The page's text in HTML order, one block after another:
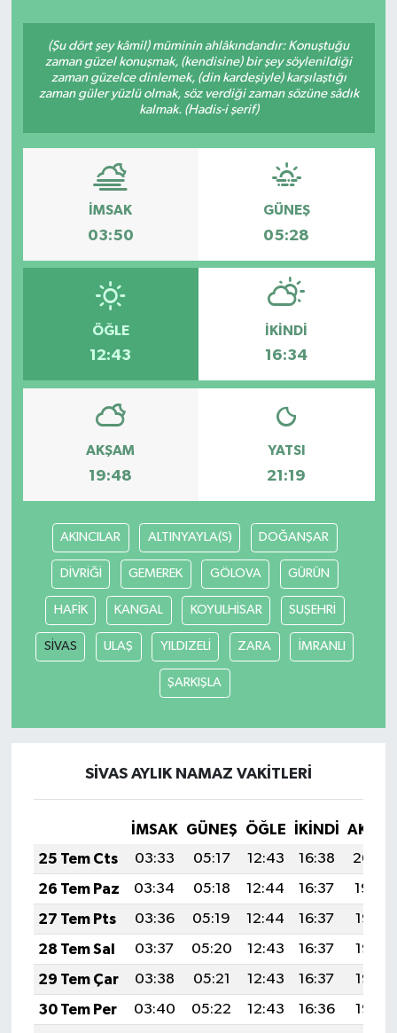
(Şu dört şey kâmil) müminin ahlâkındandır: Konuştuğu
zaman güzel konuşmak, (kendisine) bir şey söylenildiği
zaman güzelce dinlemek, (din kardeşiyle) karşılaştığı
zaman güler yüzlü olmak, söz verdiği zaman sözüne sâdık
kalmak. (Hadis-i şerif)
İMSAK
03:50
GÜNEŞ
05:28
ÖĞLE
12:43
İKINDI
16:34
AKŞAM
19:48
YATSI
21:19
AKINCILAR ALTINYAYLA(S) DOĞANŞAR
DİVRİĞİ GEMEREK GÖLOVA GÜRÜN
HAFİK KANGAL KOYULHİSAR SUŞEHRİ
SİVAS ULAŞ YILDIZELİ ZARA İMRANLI
ŞARKIŞLA
SİVAS AYLIK NAMAZ VAKITLERI
İMSAK GÜNEŞ ÖĞLE İKINDI
25 Tem Cts
03:33 05:17 12:43 16:38
20:00
26 Tem Paz
03:34 05:18 12:44 16:37
19:59
27 Tem Pts
03:36 05:19 12:44 16:37
19:58
28 Tem Sal
03:37 05:20 12:43 16:37
19:57
29 Tem Çar
03:38 05:21 12:43 16:37
19:56
30 Tem Per
03:40 05:22 12:43 16:36
19:55